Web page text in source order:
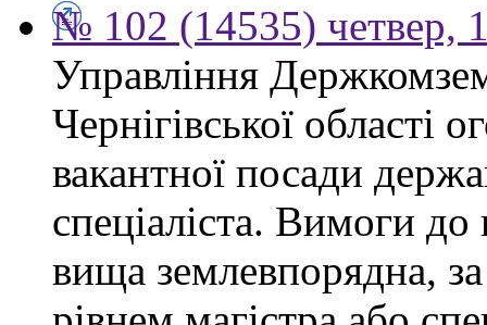
№ 102 (14535) четвер,
Управління
Чернігівської області
вакантної посади
спеціаліста. Вимоги до
вища землевпорядна,